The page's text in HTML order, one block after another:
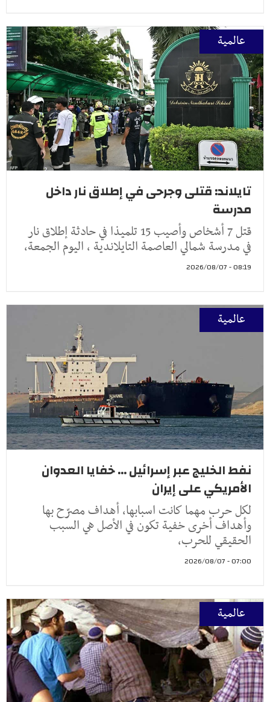
عالمية
تايلاند: قتلى وجرحى في إطلاق نار داخل
مدرسة
قتل 7 أشخاص وأصيب 15 تلميذا في حادثة إطلاق نار
في مدرسة شمالي العاصمة التايلاندية ، اليوم الجمعة،
08:19 - 2026/08/07
عالمية
نفط الخليج عبر إسرائيل ... خفايا العدوان
الأمريكي على إيران
لكل حرب مهما كانت اسبابها، أهداف مصرّح بها
وأهداف أخرى خفية تكون في الأصل هي السبب
الحقيقي للحرب،
07:00 - 2026/08/07
عالمية